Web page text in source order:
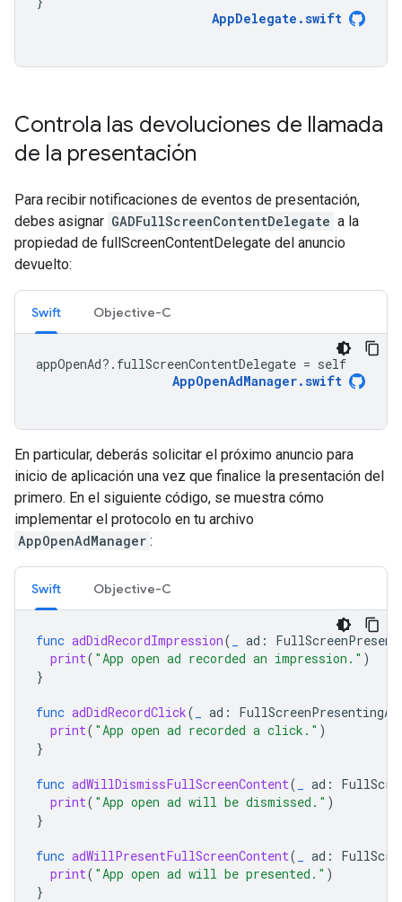
AppDelegate .swift
Controla las devoluciones de llamada
de la presentación
Para recibir notificaciones de eventos de presentación,
debes asignar GADFullScreenContentDelegate a la
propiedad de fullScreenContentDelegate del anuncio
devuelto:
Swift Objective-C
appOpenAd?. fullScreenContentDelegate = self
AppOpenAdManager.swift
En particular, deberás solicitar el próximo anuncio para
inicio de aplicación una vez que finalice la presentación del
primero. En el siguiente código, se muestra cómo
implementar el protocolo en tu archivo
AppOpenAdManager :
Swift Objective-C
func adDidRecordImpression( ad :
print( "App open ad recorded an impression." )
}
func adDidRecordClick( ad : FullScreenPresentingAd
print( "App open ad recorded a click." )
}
func adWillDismissFullScreenContent( ad :
print( "App open ad will be dismissed." )
}
func adWillPresentFullScreenContent( ad :
print( "App open ad will be presented." )
}